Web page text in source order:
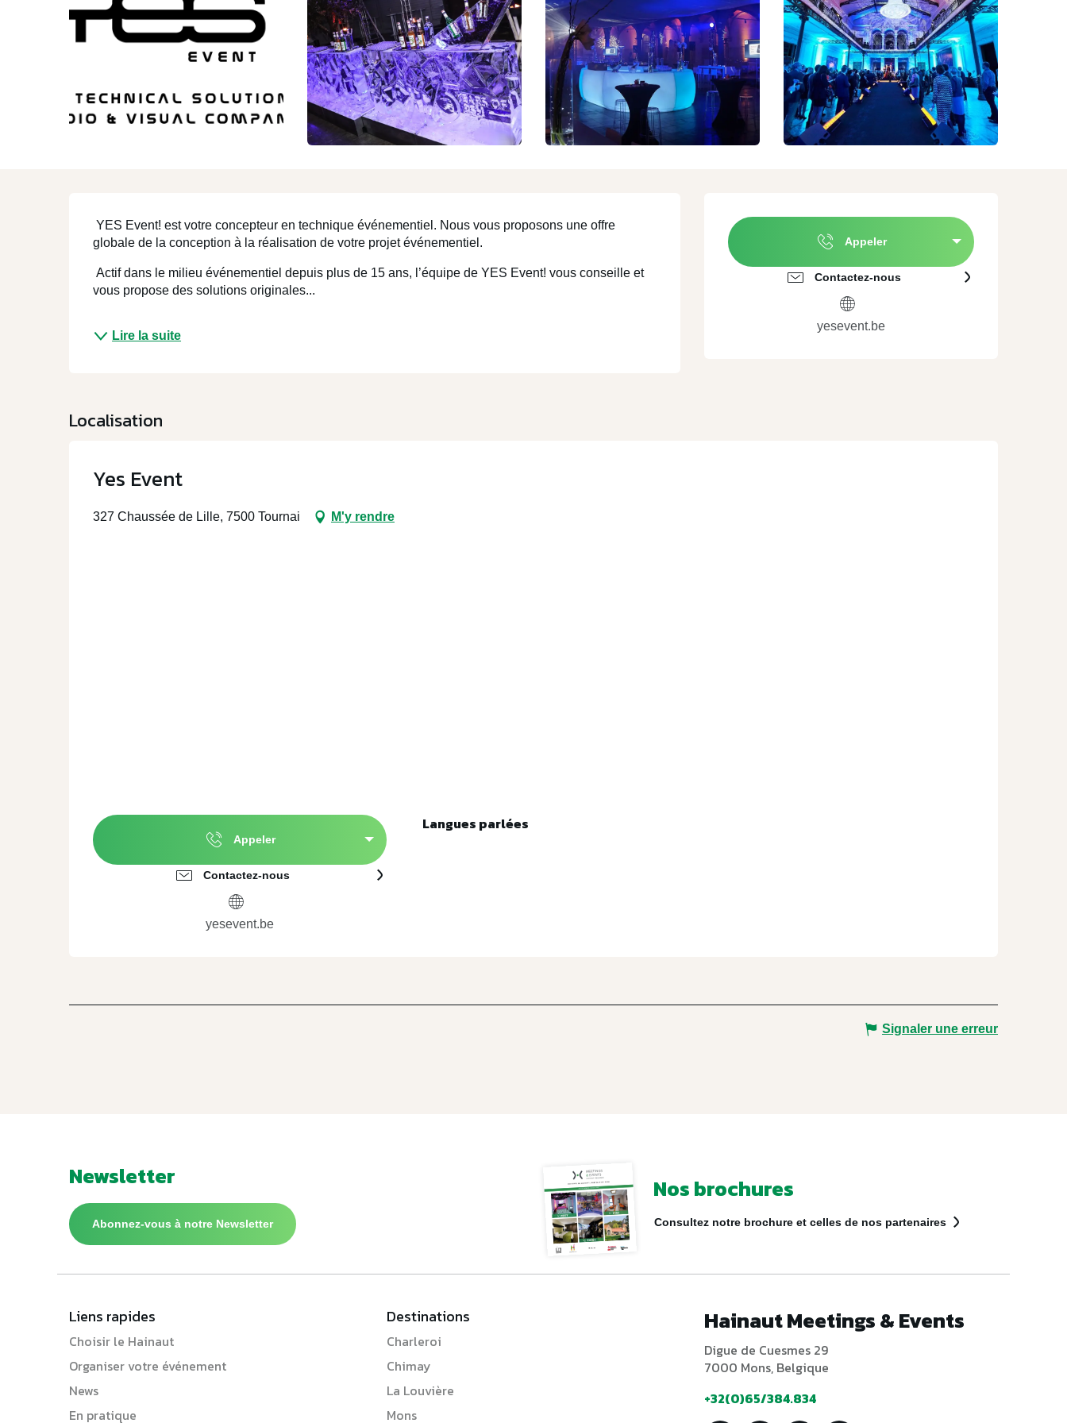
Mons et sa région
région
région
Nature
Terroir et Dégustation
Immersion culturelle
A proximité de
Valenciennes
ENJOY MEET STAY
Agences évènementielles
Traiteurs
Location de matériel
Ouverture et coordonnées
Appeler
Contactez-nous
yesevent.be
Description
YES Event! est votre concepteur en technique événementiel. Nous vous proposons une offre
globale de la conception à la réalisation de votre projet événementiel.
Actif dans le milieu événementiel depuis plus de 15 ans, l’équipe de YES Event! vous conseille et
vous propose des solutions originales...
Lire la suite
Localisation
Yes Event
327 Chaussée de Lille, 7500 Tournai M'y rendre
Appeler
Contactez-nous
yesevent.be
Langues parlées
Langues parlées
Signaler une erreur
Newsletter
Abonnez-vous à notre Newsletter
Nos brochures
Consultez notre brochure et celles de nos partenaires
Liens rapides
Choisir le Hainaut
Organiser votre événement
News
En pratique
Destinations
Charleroi
Chimay
La Louvière
Mons
Hainaut Meetings & Events
Digue de Cuesmes 29
7000 Mons, Belgique
+32(0)65/384.834